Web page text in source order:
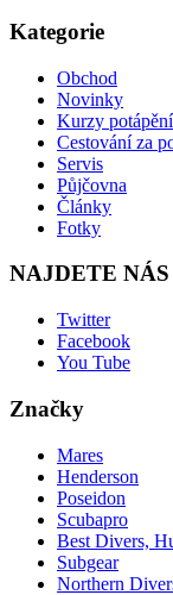
Kategorie
Obchod
Novinky
Kurzy potápění
Cestování za
Servis
Půjčovna
Články
Fotky
NAJDETE NÁS
Twitter
Facebook
You Tube
Značky
Mares
Henderson
Poseidon
Scubapro
Best Divers,
Subgear
Northern